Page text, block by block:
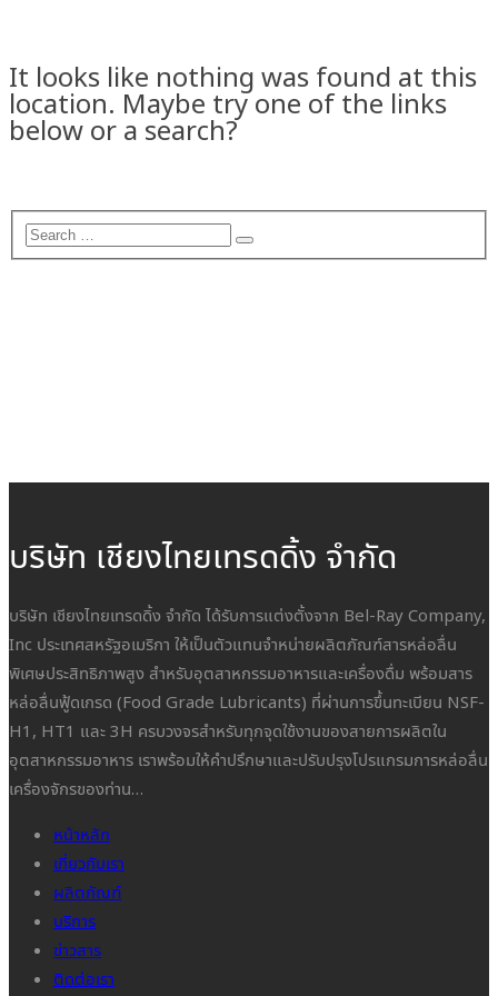
It looks like nothing was found at this
location. Maybe try one of the links
below or a search?
บริษัท เชียงไทยเทรดดิ้ง จำกัด
บริษัท เชียงไทยเทรดดิ้ง จำกัด ได้รับการแต่งตั้งจาก Bel-Ray Company,
Inc ประเทศสหรัฐอเมริกา ให้เป็นตัวแทนจำหน่ายผลิตภัณฑ์สารหล่อลื่น
พิเศษประสิทธิภาพสูง สำหรับอุตสาหกรรมอาหารและเครื่องดื่ม พร้อมสาร
หล่อลื่นฟู้ดเกรด (Food Grade Lubricants) ที่ผ่านการขึ้นทะเบียน NSF-
H1, HT1 และ 3H ครบวงจรสำหรับทุกจุดใช้งานของสายการผลิตใน
อุตสาหกรรมอาหาร เราพร้อมให้คำปรึกษาและปรับปรุงโปรแกรมการหล่อลื่น
เครื่องจักรของท่าน…
หน้าหลัก
เกี่ยวกับเรา
ผลิตภัณฑ์
บริการ
ข่าวสาร
ติดต่อเรา